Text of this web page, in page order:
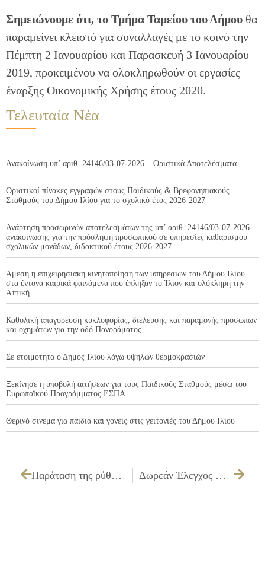
Σημειώνουμε ότι, το Τμήμα Ταμείου του Δήμου θα
παραμείνει κλειστό για συναλλαγές με το κοινό την
Πέμπτη 2 Ιανουαρίου και Παρασκευή 3 Ιανουαρίου
2019, προκειμένου να ολοκληρωθούν οι εργασίες
έναρξης Οικονομικής Χρήσης έτους 2020.
Τελευταία Νέα
Ανακοίνωση υπ’ αριθ. 24146/03-07-2026 – Οριστικά Αποτελέσματα
Οριστικοί πίνακες εγγραφών στους Παιδικούς & Βρεφονηπιακούς
Σταθμούς του Δήμου Ιλίου για το σχολικό έτος 2026-2027
Ανάρτηση προσωρινών αποτελεσμάτων της υπ’ αριθ. 24146/03-07-2026
ανακοίνωσης για την πρόσληψη προσωπικού σε υπηρεσίες καθαρισμού
σχολικών μονάδων, διδακτικού έτους 2026-2027
Άμεση η επιχειρησιακή κινητοποίηση των υπηρεσιών του Δήμου Ιλίου
στα έντονα καιρικά φαινόμενα που έπληξαν το Ίλιον και ολόκληρη την
Αττική
Καθολική απαγόρευση κυκλοφορίας, διέλευσης και παραμονής προσώπων
και οχημάτων για την οδό Πανοράματος
Σε ετοιμότητα ο Δήμος Ιλίου λόγω υψηλών θερμοκρασιών
Ξεκίνησε η υποβολή αιτήσεων για τους Παιδικούς Σταθμούς μέσω του
Ευρωπαϊκού Προγράμματος ΕΣΠΑ
Θερινό σινεμά για παιδιά και γονείς στις γειτονιές του Δήμου Ιλίου
Παράταση της ρύθμισης των 100 δόσεων Δωρεάν Έλεγχος Μαστογραφίας & Τεστ ΠΑΠ